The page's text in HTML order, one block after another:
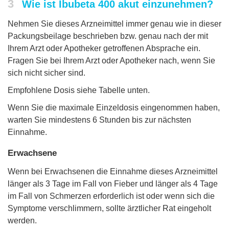
3 Wie ist Ibubeta 400 akut einzunehmen?
Nehmen Sie dieses Arzneimittel immer genau wie in dieser
Packungsbeilage beschrieben bzw. genau nach der mit
Ihrem Arzt oder Apotheker getroffenen Absprache ein.
Fragen Sie bei Ihrem Arzt oder Apotheker nach, wenn Sie
sich nicht sicher sind.
Empfohlene Dosis siehe Tabelle unten.
Wenn Sie die maximale Einzeldosis eingenommen haben,
warten Sie mindestens 6 Stunden bis zur nächsten
Einnahme.
Erwachsene
Wenn bei Erwachsenen die Einnahme dieses Arzneimittel
länger als 3 Tage im Fall von Fieber und länger als 4 Tage
im Fall von Schmerzen erforderlich ist oder wenn sich die
Symptome verschlimmern, sollte ärztlicher Rat eingeholt
werden.